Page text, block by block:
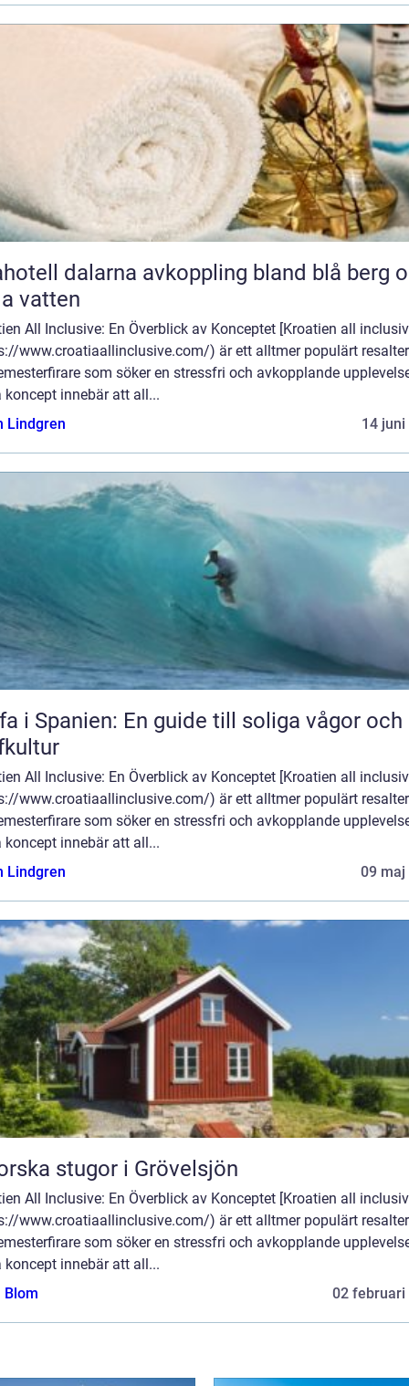
avkoppling bland blå berg och
vatten
All Inclusive: En Överblick av Konceptet [Kroatien all
www.croatiaallinclusive.com/) är ett alltmer populärt
som söker en stressfri och avkopplande
koncept innebär att all...
Lindgren
14 juni
i Spanien: En guide till soliga vågor och
All Inclusive: En Överblick av Konceptet [Kroatien all
www.croatiaallinclusive.com/) är ett alltmer populärt
som söker en stressfri och avkopplande
koncept innebär att all...
Lindgren
09 maj
stugor i Grövelsjön
All Inclusive: En Överblick av Konceptet [Kroatien all
www.croatiaallinclusive.com/) är ett alltmer populärt
som söker en stressfri och avkopplande
koncept innebär att all...
Blom
02 februari